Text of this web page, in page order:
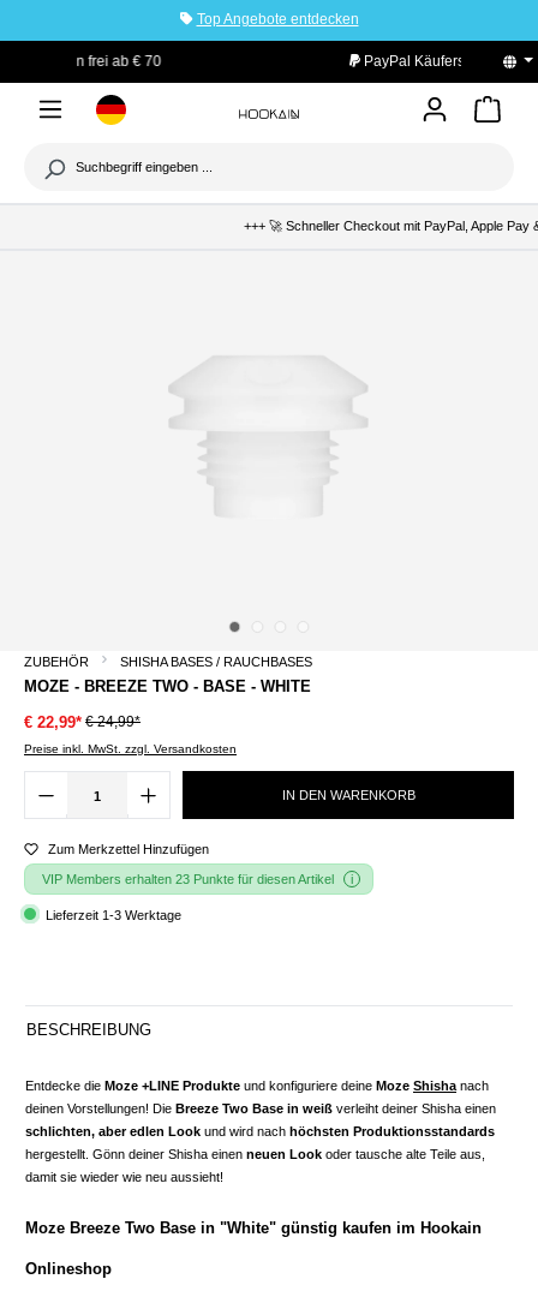
Top Angebote entdecken
PayPal Käuferschutz
+++ 🚀 Schneller Checkout mit PayPal, Apple
ZUBEHÖR SHISHA BASES / RAUCHBASES
MOZE - BREEZE TWO - BASE - WHITE
€ 22,99* € 24,99*
Preise inkl. MwSt. zzgl. Versandkosten
IN DEN WARENKORB
Zum Merkzettel Hinzufügen
VIP Members erhalten 23 Punkte für diesen Artikel
Lieferzeit 1-3 Werktage
BESCHREIBUNG
Entdecke die Moze +LINE Produkte und konfiguriere deine Moze Shisha nach
deinen Vorstellungen! Die Breeze Two Base in weiß verleiht deiner Shisha einen
schlichten, aber edlen Look und wird nach höchsten Produktionsstandards
hergestellt. Gönn deiner Shisha einen neuen Look oder tausche alte Teile aus,
damit sie wieder wie neu aussieht!
Moze Breeze Two Base in "White" günstig kaufen im Hookain
Onlineshop